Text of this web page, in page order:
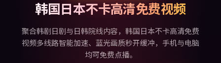
韩国日本不卡高清免费视频
聚合韩剧日剧与日韩院线内容，韩国日本不卡高清免费
视频多线路智能加速、蓝光画质秒开缓冲，手机与电脑
均可免费点播。